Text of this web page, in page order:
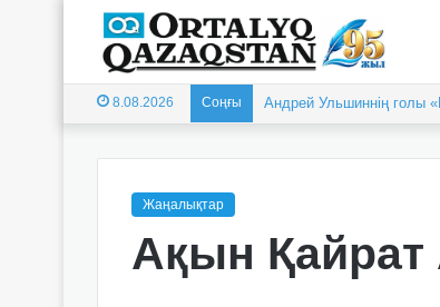
8.08.2026 Соңғы Андрей Ульшиннің голы
Жаңалықтар
Ақын Қайрат